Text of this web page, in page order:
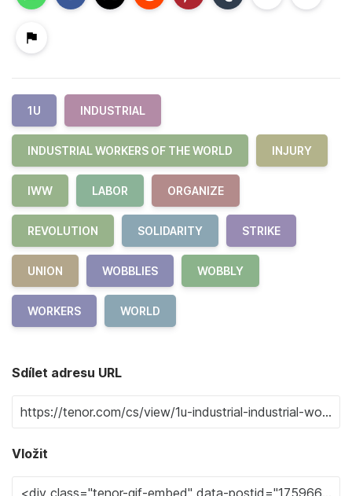
1U INDUSTRIAL
INDUSTRIAL WORKERS OF THE WORLD INJURY
IWW LABOR ORGANIZE
REVOLUTION SOLIDARITY STRIKE
UNION WOBBLIES WOBBLY
WORKERS WORLD
Sdílet adresu URL
Vložit